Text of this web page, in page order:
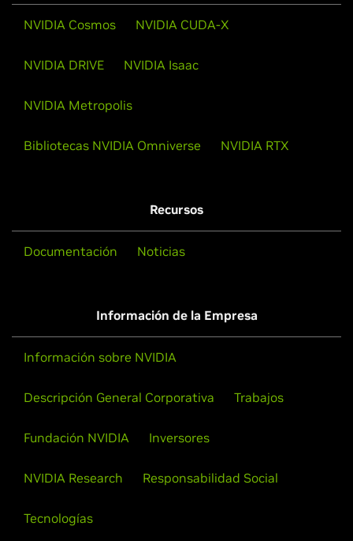
NVIDIA Cosmos NVIDIA CUDA-X
NVIDIA DRIVE NVIDIA Isaac
NVIDIA Metropolis
Bibliotecas NVIDIA Omniverse NVIDIA RTX
Recursos
Documentación Noticias
Información de la Empresa
Información sobre NVIDIA
Descripción General Corporativa Trabajos
Fundación NVIDIA Inversores
NVIDIA Research Responsabilidad Social
Tecnologías